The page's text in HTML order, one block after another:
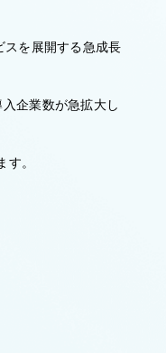
スを展開する急成長
企業数が急拡大し
。